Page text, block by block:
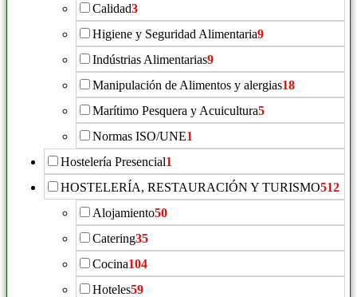
Calidad3
Higiene y Seguridad Alimentaria9
Indústrias Alimentarias9
Manipulación de Alimentos y alergias18
Marítimo Pesquera y Acuicultura5
Normas ISO/UNE1
Hostelería Presencial1
HOSTELERÍA, RESTAURACIÓN Y TURISMO512
Alojamiento50
Catering35
Cocina104
Hoteles59